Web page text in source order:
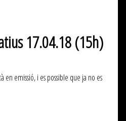
17.04.18 (15h)
en emissió, i es possible que ja no es